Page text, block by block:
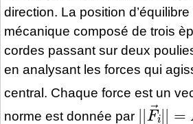
direction. La position d’équilibre
mécanique composé de trois
cordes passant sur deux
en analysant les forces qui
central. Chaque force est un
norme est donnée par
|| Fi→